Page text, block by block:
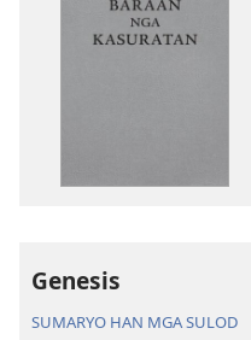
Genesis
SUMARYO HAN MGA SULOD